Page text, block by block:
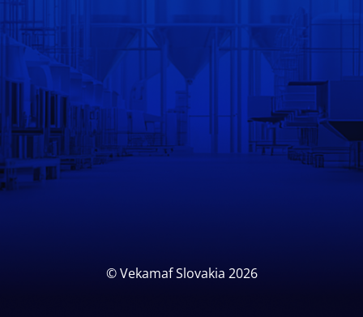
© Vekamaf Slovakia 2026